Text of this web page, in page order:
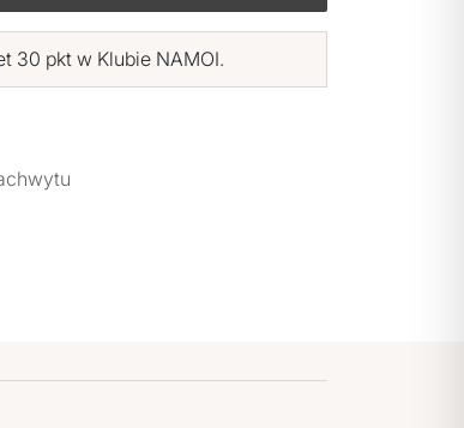
30 pkt w Klubie NAMOI.